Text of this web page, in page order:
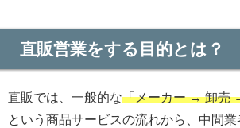
直販営業をする目的とは？
直販では、一般的な「メーカー → 卸売
という商品サービスの流れから、中間業